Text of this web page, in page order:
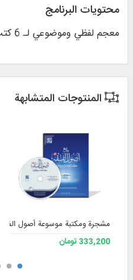
محتويات البرنامج
معجم لفظي وموضوعي لـ 6 كتب فقهية وأصولية ضمن 33 جزءاً
المنتوجات المتشابهة
مشجرة ومكتبة موسوعة أصول الفقه،
333,200 تومان